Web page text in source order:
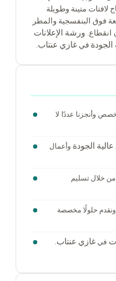
لافتات متينة وطويلة
فوق البنفسجية والمطر
انقطاع. ورشة الإعلانات
الجودة في غازي عنتاب.
وأنجزنا عددًا لا
عالية الجودة وأعمال
من خلال تسليم
ونقدم حلولًا مخصصة
في غازي عنتاب.